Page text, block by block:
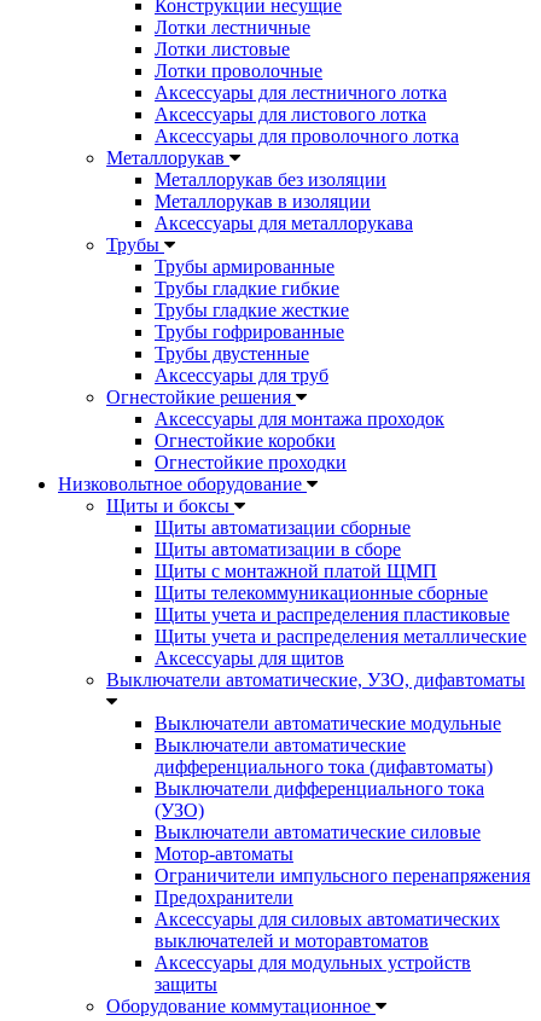
Конструкции несущие
Лотки лестничные
Лотки листовые
Лотки проволочные
Аксессуары для лестничного лотка
Аксессуары для листового лотка
Аксессуары для проволочного лотка
Металлорукав
Металлорукав без изоляции
Металлорукав в изоляции
Аксессуары для металлорукава
Трубы
Трубы армированные
Трубы гладкие гибкие
Трубы гладкие жесткие
Трубы гофрированные
Трубы двустенные
Аксессуары для труб
Огнестойкие решения
Аксессуары для монтажа проходок
Огнестойкие коробки
Огнестойкие проходки
Низковольтное оборудование
Щиты и боксы
Щиты автоматизации сборные
Щиты автоматизации в сборе
Щиты с монтажной платой ЩМП
Щиты телекоммуникационные сборные
Щиты учета и распределения пластиковые
Щиты учета и распределения металлические
Аксессуары для щитов
Выключатели автоматические, УЗО, дифавтоматы
Выключатели автоматические модульные
Выключатели автоматические
дифференциального тока (дифавтоматы)
Выключатели дифференциального тока
(УЗО)
Выключатели автоматические силовые
Мотор-автоматы
Ограничители импульсного перенапряжения
Предохранители
Аксессуары для силовых автоматических
выключателей и моторавтоматов
Аксессуары для модульных устройств
защиты
Оборудование коммутационное